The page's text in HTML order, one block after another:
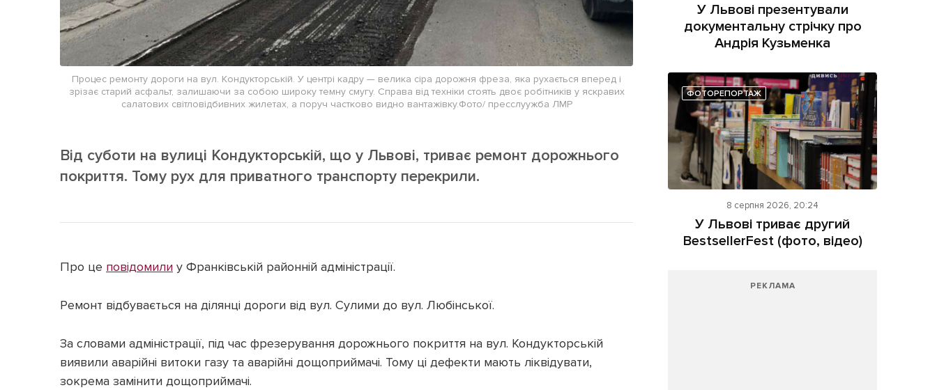
Процес ремонту дороги на вул. Кондукторській. У центрі кадру — велика сіра дорожня фреза, яка рухається вперед і
зрізає старий асфальт, залишаючи за собою широку темну смугу. Справа від техніки стоять двоє робітників у яскравих
салатових світловідбивних жилетах, а поруч частково видно вантажівку.Фото/ пресслуужба ЛМР
Від суботи на вулиці Кондукторській, що у Львові, триває ремонт дорожнього
покриття. Тому рух для приватного транспорту перекрили.
Про це повідомили у Франківській районній адміністрації.
Ремонт відбувається на ділянці дороги від вул. Сулими до вул. Любінської.
За словами адміністрації, під час фрезерування дорожнього покриття на вул. Кондукторській
виявили аварійні витоки газу та аварійні дощоприймачі. Тому ці дефекти мають ліквідувати,
зокрема замінити дощоприймачі.
У Львові презентували
документальну стрічку про
Андрія Кузьменка
ФОТОРЕПОРТАЖ
8 серпня 2026, 20:24
У Львові триває другий
BestsellerFest (фото, відео)
РЕКЛАМА